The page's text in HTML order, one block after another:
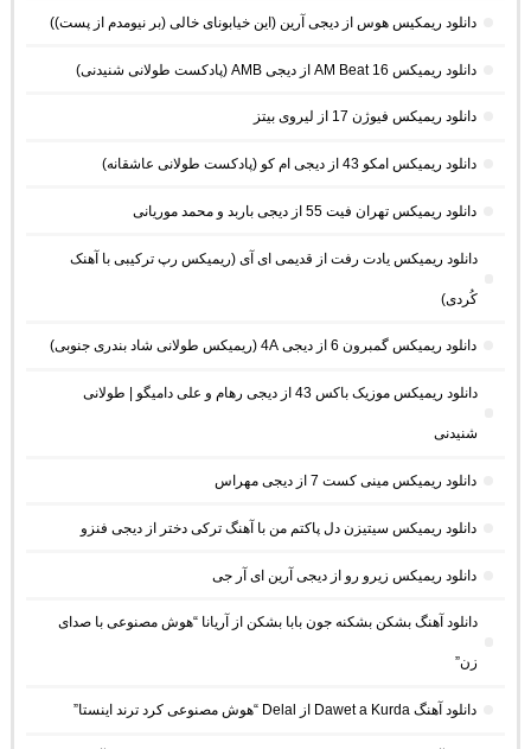
دانلود ریمکیس هوس از دیجی آرین (این خیابونای خالی (بر نیومدم از پست))
دانلود ریمیکس AM Beat 16 از دیجی AMB (پادکست طولانی شنیدنی)
دانلود ریمیکس فیوژن 17 از لیروی بیتز
دانلود ریمیکس امکو 43 از دیجی ام کو (پادکست طولانی عاشقانه)
دانلود ریمیکس تهران فیت 55 از دیجی باربد و محمد موریانی
دانلود ریمیکس یادت رفت از قدیمی ای آی (ریمیکس رپ ترکیبی با آهنک
کُردی)
دانلود ریمیکس گمبرون 6 از دیجی 4A (ریمیکس طولانی شاد بندری جنوبی)
دانلود ریمیکس موزیک باکس 43 از دیجی رهام و علی دامیگو | طولانی
شنیدنی
دانلود ریمیکس مینی کست 7 از دیجی مهراس
دانلود ریمیکس سیتیزن دل پاکتم من با آهنگ ترکی دختر از دیجی فنزو
دانلود ریمیکس زیرو رو از دیجی آرین ای آر جی
دانلود آهنگ بشکن بشکنه جون بابا بشکن از آریانا “هوش مصنوعی با صدای
زن”
دانلود آهنگ Dawet a Kurda از Delal “هوش مصنوعی کرد ترند اینستا”